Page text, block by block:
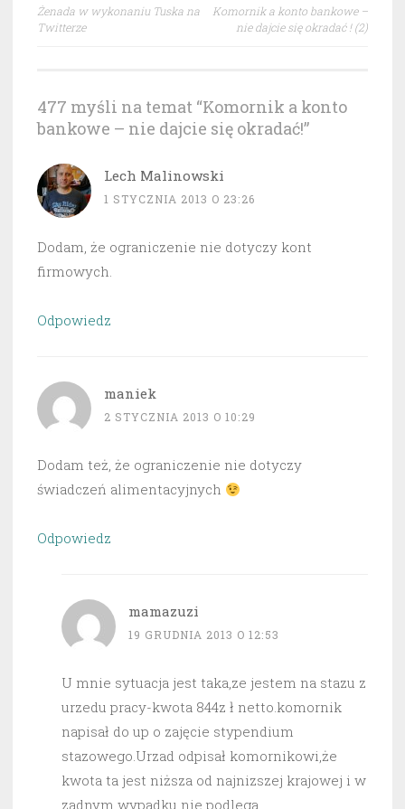
wpisu
Żenada w wykonaniu Tuska na
Twitterze
Komornik a konto bankowe –
nie dajcie się okradać ! (2)
477 myśli na temat “Komornik a konto
bankowe – nie dajcie się okradać!”
Lech Malinowski
1 STYCZNIA 2013 O 23:26
Dodam, że ograniczenie nie dotyczy kont
firmowych.
Odpowiedz
maniek
2 STYCZNIA 2013 O 10:29
Dodam też, że ograniczenie nie dotyczy
świadczeń alimentacyjnych
Odpowiedz
mamazuzi
19 GRUDNIA 2013 O 12:53
U mnie sytuacja jest taka,ze jestem na stazu z
urzedu pracy-kwota 844z ł netto.komornik
napisał do up o zajęcie stypendium
stazowego.Urzad odpisał komornikowi,że
kwota ta jest niższa od najnizszej krajowej i w
zadnym wypadku nie podlega